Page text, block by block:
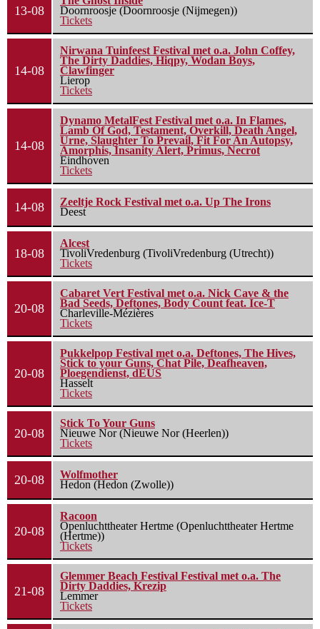
13-08
Doornroosje (Doornroosje (Nijmegen))
Tickets
14-08
Nirwana Tuinfeest Festival met o.a. John Coffey,
The Dirty Daddies, Hiqpy, Wodan Boys,
Clawfinger
Lierop
Tickets
14-08
Dynamo MetalFest Festival met o.a. In Flames,
Lamb Of God, Testament, Overkill, Death Angel,
Urne, Slaughter To Prevail, Fit For An Autopsy,
Amorphis, Insanity Alert, Primus, Necrot
Eindhoven
Tickets
14-08
Zeeltje Rock Festival met o.a. Up The Irons
Deest
18-08
Alcest
TivoliVredenburg (TivoliVredenburg (Utrecht))
Tickets
20-08
Cabaret Vert Festival met o.a. Nick Cave & the
Bad Seeds, Deftones, Body Count feat. Ice-T
Charleville-Mézières
Tickets
20-08
Pukkelpop Festival met o.a. Deftones, The Hives,
Stick to your Guns, Chat Pile, Deafheaven,
Ploegendienst, dEUS
Hasselt
Tickets
20-08
Stick To Your Guns
Nieuwe Nor (Nieuwe Nor (Heerlen))
Tickets
20-08
Wolfmother
Hedon (Hedon (Zwolle))
20-08
Racoon
Openluchttheater Hertme (Openluchttheater Hertme
(Hertme))
Tickets
21-08
Glemmer Beach Festival Festival met o.a. The
Dirty Daddies, Krezip
Lemmer
Tickets